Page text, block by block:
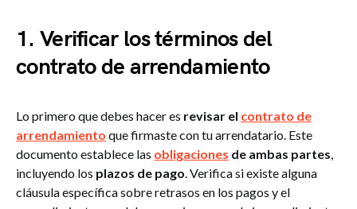
1. Verificar los términos del
contrato de arrendamiento
Lo primero que debes hacer es revisar el contrato de
arrendamiento que firmaste con tu arrendatario. Este
documento establece las obligaciones de ambas partes,
incluyendo los plazos de pago. Verifica si existe alguna
cláusula específica sobre retrasos en los pagos y el